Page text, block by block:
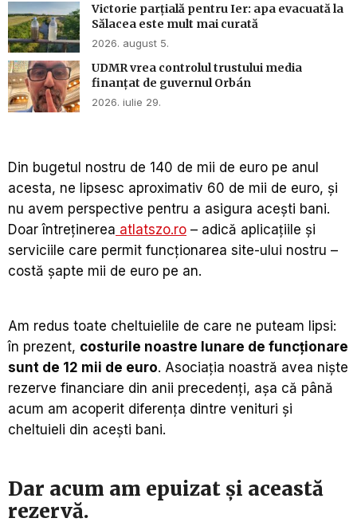
Victorie parțială pentru Ier: apa evacuată la
Sălacea este mult mai curată
2026. august 5.
UDMR vrea controlul trustului media
finanțat de guvernul Orbán
2026. iulie 29.
Din bugetul nostru de 140 de mii de euro pe anul
acesta, ne lipsesc aproximativ 60 de mii de euro, și
nu avem perspective pentru a asigura acești bani.
Doar întreținerea atlatszo.ro – adică aplicațiile și
serviciile care permit funcționarea site-ului nostru –
costă șapte mii de euro pe an.
Am redus toate cheltuielile de care ne puteam lipsi:
în prezent, costurile noastre lunare de funcționare
sunt de 12 mii de euro. Asociația noastră avea niște
rezerve financiare din anii precedenți, așa că până
acum am acoperit diferența dintre venituri și
cheltuieli din acești bani.
Dar acum am epuizat și această
rezervă.